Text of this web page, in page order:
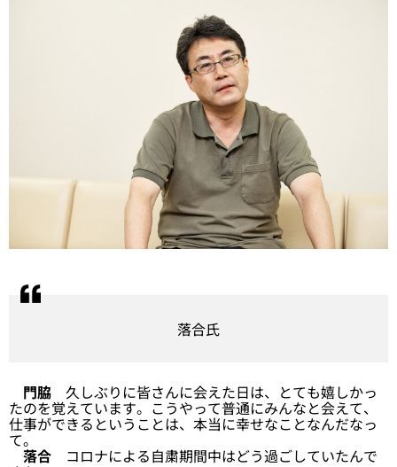
落合氏
門脇 久しぶりに皆さんに会えた日は、とても嬉しかっ
たのを覚えています。こうやって普通にみんなと会えて、
仕事ができるということは、本当に幸せなことなんだなっ
て。
落合 コロナによる自粛期間中はどう過ごしていたんで